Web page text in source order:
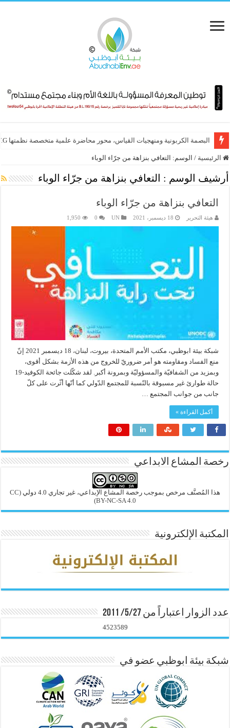
البصمة الكربونية ومنهجيات القياس، محور محاضرة علمية متخصصة نظمتها E.T.G
الرئيسية / الوسم: التعافي بنزاهة من جرّاء الوباء
أرشيف الوسم : التعافي بنزاهة من جرّاء الوباء
التعافي بنزاهة من جرّاء الوباء
هيئة التحرير 18 ديسمبر، 2021 UN
0
1,950
شبكة بيئة ابوظبي، مكتب الأمم المتحدة، بيروت، لبنان، 18 ديسمبر 2021 إنّ
منع الفساد ومقاومته هو أمر ضروريّ للخروج من هذه الأزمة بشكل أقوى،
وبمزيد من الشفافيّة والمسؤوليّة وبمرونة أكبر. لقد شكّلت جائحة الكوفيد-19
حالة طوارئ غير مسبوقة بالنّسبة للمجتمع الدّولي كما أنّها أثّرت على كلّ
جانب من جوانب المجتمع …
أكمل القراءة »
رخصة المشاع الابداعي
هذا المُصنَّف مرخص بموجب رخصة المشاع الإبداعي، غير تجاري 4.0 دولي
(CC
BY-NC-SA 4.0)
المكتبة الإلكترونية
عدد الزوار اعتباراً من 5/27/ 2011
4523589
شبكة بيئة ابوظبي عضو في